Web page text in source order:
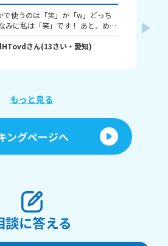
で使うのは「笑」か「w」どっち
みに私は「笑」です！ あと、めっ
、wwwなど）
さん(13さい・ 愛知)
もっと見る
ングページへ
談に答える